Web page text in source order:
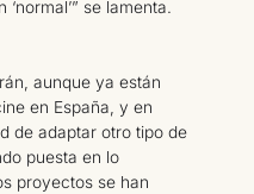
se lamenta.
aunque ya están
en España, y en
de adaptar otro tipo de
puesta en lo
proyectos se han